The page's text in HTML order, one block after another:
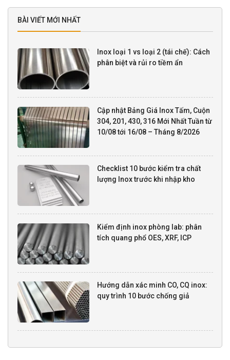
BÀI VIẾT MỚI NHẤT
Inox loại 1 vs loại 2 (tái chế): Cách
phân biệt và rủi ro tiềm ẩn
Cập nhật Bảng Giá Inox Tấm, Cuộn
304, 201, 430, 316 Mới Nhất Tuần từ
10/08 tới 16/08 – Tháng 8/2026
Checklist 10 bước kiểm tra chất
lượng Inox trước khi nhập kho
Kiểm định inox phòng lab: phân
tích quang phổ OES, XRF, ICP
Hướng dẫn xác minh CO, CQ inox:
quy trình 10 bước chống giả